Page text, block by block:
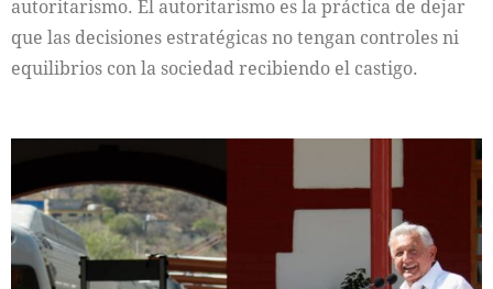
autoritarismo. El autoritarismo es la práctica de dejar
que las decisiones estratégicas no tengan controles ni
equilibrios con la sociedad recibiendo el castigo.